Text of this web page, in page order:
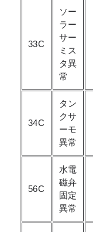
33C
ソー
ラー
サー
ミス
タ異
常
34C
タン
クサ
ーモ
異常
56C
水電
磁弁
固定
異常